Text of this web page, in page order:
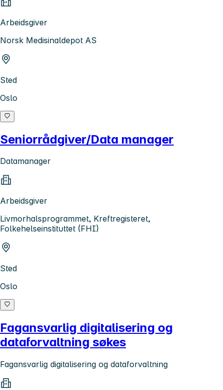
Arbeidsgiver
Norsk Medisinaldepot AS
Sted
Oslo
Seniorrådgiver/Data manager
Datamanager
Arbeidsgiver
Livmorhalsprogrammet, Kreftregisteret,
Folkehelseinstituttet (FHI)
Sted
Oslo
Fagansvarlig digitalisering og
dataforvaltning søkes
Fagansvarlig digitalisering og dataforvaltning